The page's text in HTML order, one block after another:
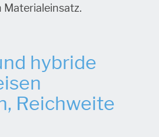
Materialeinsatz.
hybride
Reichweite